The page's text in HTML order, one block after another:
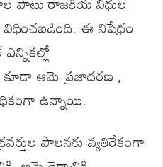
ఈ నిషేధం
ఆమె ప్రజాదరణ ,
ఉన్నాయి.
పాలనకు వ్యతిరేకంగా